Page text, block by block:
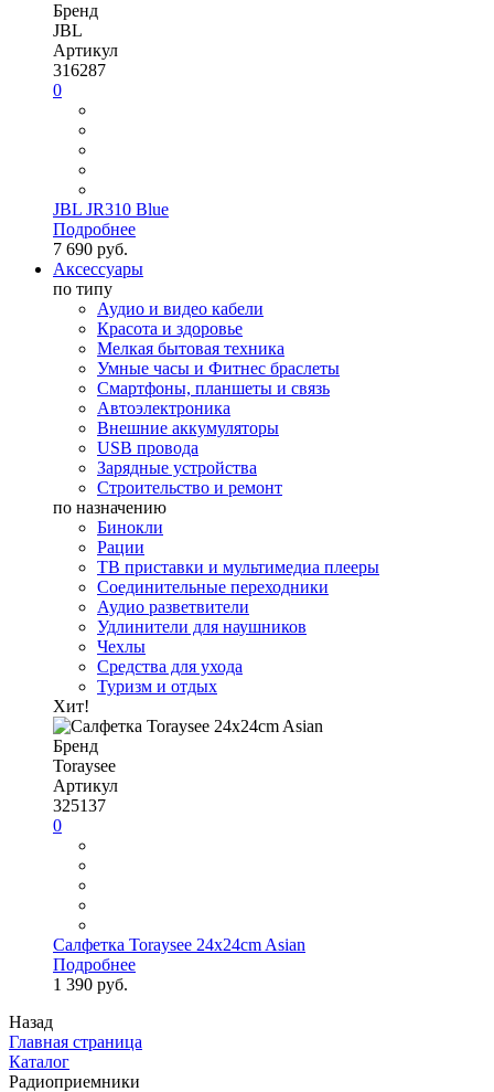
Бренд
JBL
Артикул
316287
0
JBL JR310 Blue
Подробнее
7 690 руб.
Аксессуары
по типу
Аудио и видео кабели
Красота и здоровье
Мелкая бытовая техника
Умные часы и Фитнес браслеты
Смартфоны, планшеты и связь
Автоэлектроника
Внешние аккумуляторы
USB провода
Зарядные устройства
Строительство и ремонт
по назначению
Бинокли
Рации
ТВ приставки и мультимедиа плееры
Соединительные переходники
Аудио разветвители
Удлинители для наушников
Чехлы
Средства для ухода
Туризм и отдых
Хит!
Бренд
Toraysee
Артикул
325137
0
Салфетка Toraysee 24x24cm Asian
Подробнее
1 390 руб.
Назад
Главная страница
Каталог
Радиоприемники